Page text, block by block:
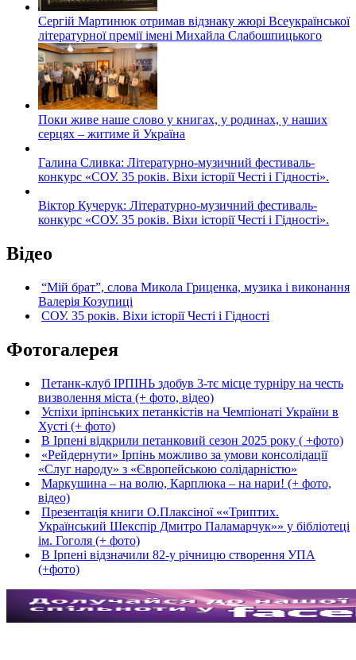
Сергій Мартинюк отримав відзнаку жюрі Всеукраїнської
літературної премії імені Михайла Слабошпицького
Поки живе наше слово у книгах, у родинах, у наших
серцях – житиме й Україна
Галина Сливка: Літературно-музичний фестиваль-
конкурс «СОУ. 35 років. Віхи історії Честі і Гідності».
Віктор Кучерук: Літературно-музичний фестиваль-
конкурс «СОУ. 35 років. Віхи історії Честі і Гідності».
Відео
“Мій брат”, слова Микола Гриценка, музика і виконання
Валерія Козупиці
СОУ. 35 років. Віхи історії Честі і Гідності
Фотогалерея
Петанк-клуб ІРПІНЬ здобув 3-тє місце турніру на честь
визволення міста (+ фото, відео)
Успіхи ірпінських петанкістів на Чемпіонаті України в
Хусті (+ фото)
В Ірпені відкрили петанковий сезон 2025 року ( +фото)
«Рейдернути» Ірпінь можливо за умови консолідації
«Слуг народу» з «Європейською солідарністю»
Маркушина – на волю, Карплюка – на нари! (+ фото,
відео)
Презентація книги О.Плаксіної ««Триптих.
Український Шекспір Дмитро Паламарчук»» у бібліотеці
ім. Гоголя (+ фото)
В Ірпені відзначили 82-у річницю створення УПА
(+фото)